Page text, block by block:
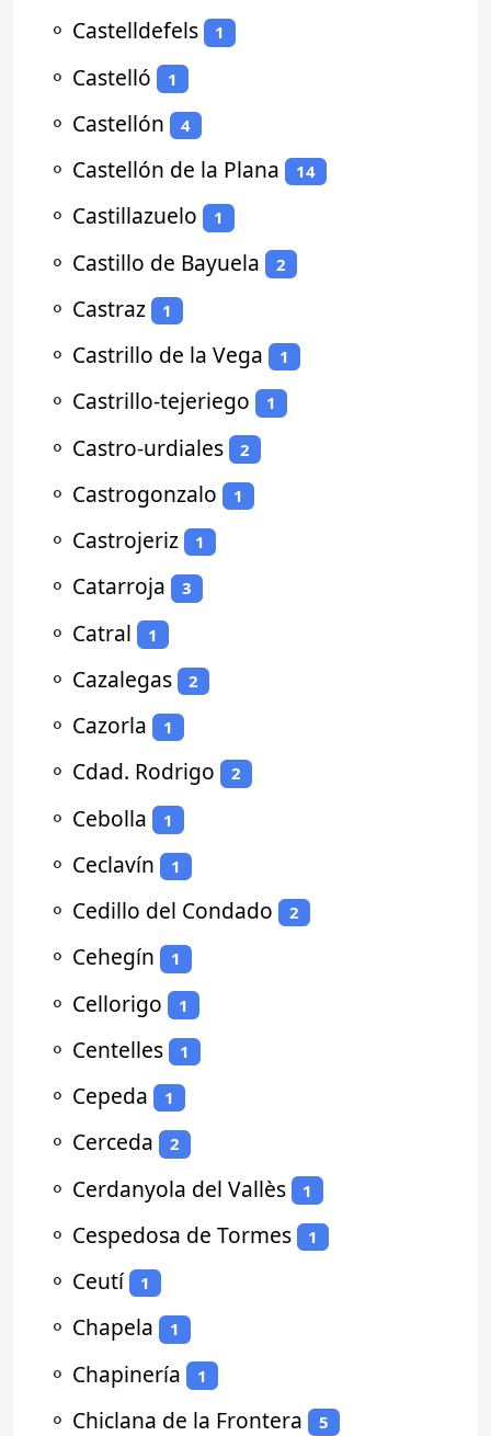
⚬ Castelldefels 1
⚬ Castelló 1
⚬ Castellón 4
⚬ Castellón de la Plana 14
⚬ Castillazuelo 1
⚬ Castillo de Bayuela 2
⚬ Castraz 1
⚬ Castrillo de la Vega 1
⚬ Castrillo-tejeriego 1
⚬ Castro-urdiales 2
⚬ Castrogonzalo 1
⚬ Castrojeriz 1
⚬ Catarroja 3
⚬ Catral 1
⚬ Cazalegas 2
⚬ Cazorla 1
⚬ Cdad. Rodrigo 2
⚬ Cebolla 1
⚬ Ceclavín 1
⚬ Cedillo del Condado 2
⚬ Cehegín 1
⚬ Cellorigo 1
⚬ Centelles 1
⚬ Cepeda 1
⚬ Cerceda 2
⚬ Cerdanyola del Vallès 1
⚬ Cespedosa de Tormes 1
⚬ Ceutí 1
⚬ Chapela 1
⚬ Chapinería 1
⚬ Chiclana de la Frontera 5